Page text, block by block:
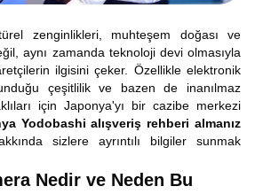
zenginlikleri, muhteşem doğası ve
aynı zamanda teknoloji devi olmasıyla
ilgisini çeker. Özellikle elektronik
çeşitlilik ve bazen de inanılmaz
için Japonya'yı bir cazibe merkezi
Yodobashi alışveriş rehberi almanız
sizlere ayrıntılı bilgiler sunmak
Nedir ve Neden Bu